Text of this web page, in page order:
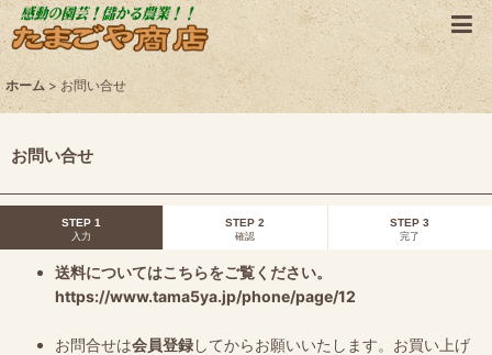
ホーム > お問い合せ
お問い合せ
STEP 1
入力
STEP 2
確認
STEP 3
完了
送料についてはこちらをご覧ください。
https://www.tama5ya.jp/phone/page/12
お問合せは会員登録してからお願いいたします。お買い上げ